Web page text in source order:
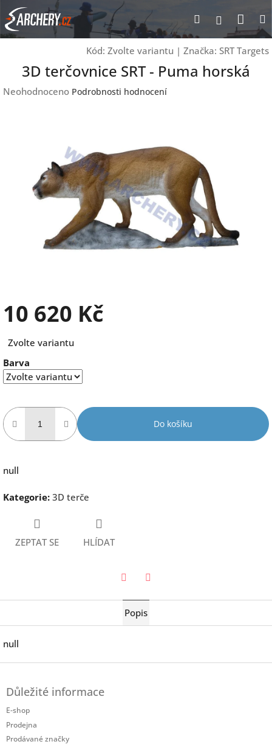
Přejít
na
obsah
Hledat
Kód: Zvolte variantu | Značka: SRT Targets
3D terčovnice SRT - Puma horská
Průměrné
hvězdiček.
Neohodnoceno Podrobnosti hodnocení
10 620 Kč
cena:
Zvolte variantu
Barva
Do košíku
null
Kategorie: 3D terče
ZEPTAT SE HLÍDAT
Popis
null
Důležité informace
E-shop
Prodejna
Prodávané značky